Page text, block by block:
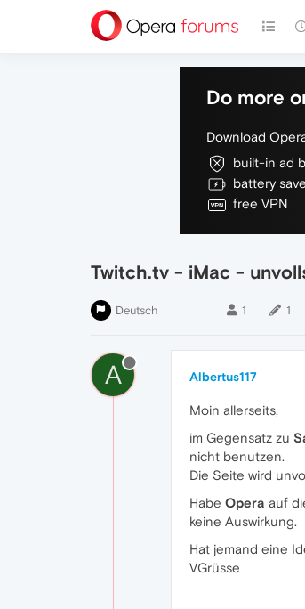
Do more
Download
built-in ad
battery
free VPN
Twitch.tv - iMac -
Deutsch 1 1
A Albertus117
Moin allerseits,
im Gegensatz zu
nicht benutzen.
Die Seite wird
Habe Opera auf
keine Auswirkung.
Hat jemand eine
VGrüsse